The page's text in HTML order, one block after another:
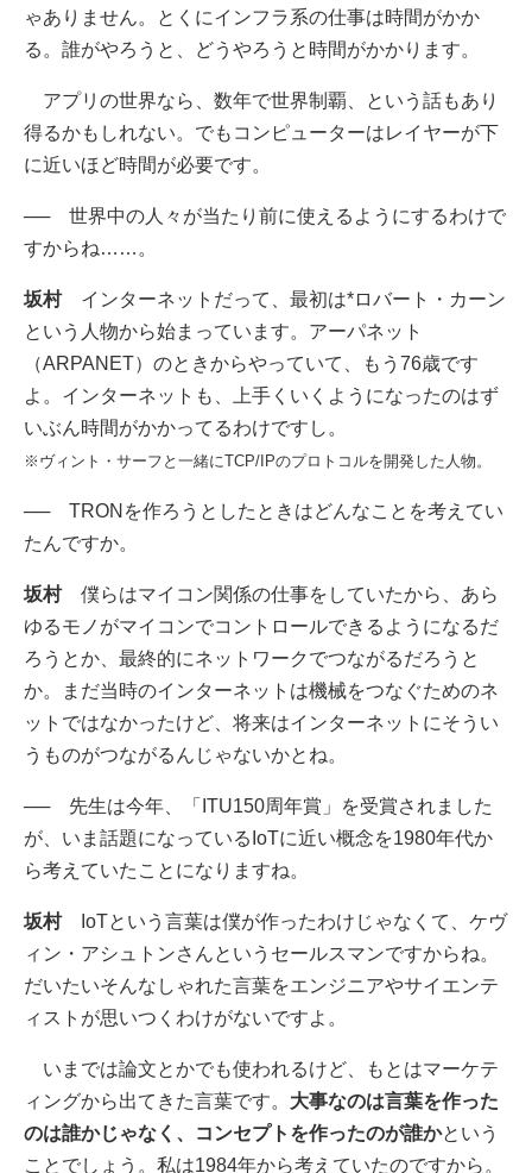
ゃありません。とくにインフラ系の仕事は時間がかか
る。誰がやろうと、どうやろうと時間がかかります。
アプリの世界なら、数年で世界制覇、という話もあり
得るかもしれない。でもコンピューターはレイヤーが下
に近いほど時間が必要です。
──世界中の人々が当たり前に使えるようにするわけで
すからね……。
坂村インターネットだって、最初は*ロバート・カーン
という人物から始まっています。アーパネット
（ARPANET）のときからやっていて、もう76歳です
よ。インターネットも、上手くいくようになったのはず
いぶん時間がかかってるわけですし。
※ヴィント・サーフと一緒にTCP/IPのプロトコルを開発した人物。
──TRONを作ろうとしたときはどんなことを考えてい
たんですか。
坂村僕らはマイコン関係の仕事をしていたから、あら
ゆるモノがマイコンでコントロールできるようになるだ
ろうとか、最終的にネットワークでつながるだろうと
か。まだ当時のインターネットは機械をつなぐためのネ
ットではなかったけど、将来はインターネットにそうい
うものがつながるんじゃないかとね。
──先生は今年、「ITU150周年賞」を受賞されました
が、いま話題になっているIoTに近い概念を1980年代か
ら考えていたことになりますね。
坂村IoTという言葉は僕が作ったわけじゃなくて、ケヴ
ィン・アシュトンさんというセールスマンですからね。
だいたいそんなしゃれた言葉をエンジニアやサイエンテ
ィストが思いつくわけがないですよ。
いまでは論文とかでも使われるけど、もとはマーケテ
ィングから出てきた言葉です。 大事なのは言葉を作った
のは誰かじゃなく、コンセプトを作ったのが誰かという
ことでしょう。私は1984年から考えていたのですから。